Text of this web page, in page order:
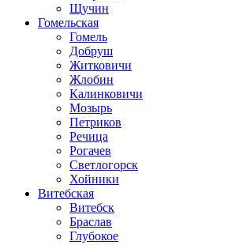
Щучин
Гомельская
Гомель
Добруш
Житковичи
Жлобин
Калинковичи
Мозырь
Петриков
Речица
Рогачев
Светлогорск
Хойники
Витебская
Витебск
Браслав
Глубокое